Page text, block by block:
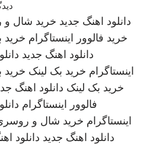
دانلود اهنگ جدید خرید شال
خرید فالوور اینستاگرام خرید
دانلود اهنگ جدید
اینستاگرام خرید بک لینک خرید
خرید بک لینک دانلود اهنگ
فالوور اینستاگرام
اینستاگرام خرید شال و
دانلود اهنگ جدید دانلود